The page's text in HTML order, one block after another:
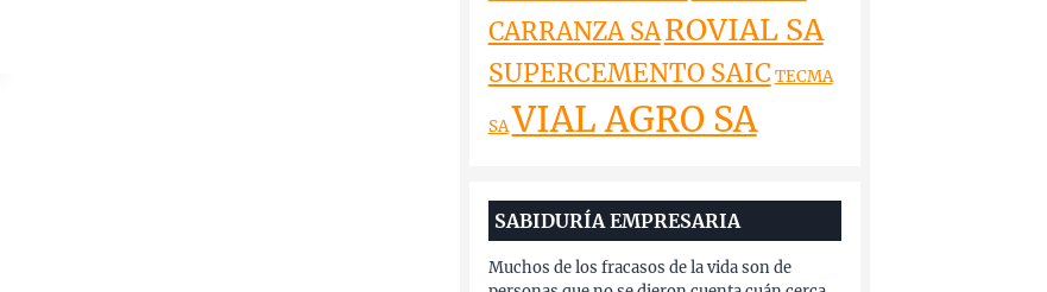
CARRANZA SAROVIAL SA
SUPERCEMENTO SAIC TECMA
SAVIAL AGRO SA
SABIDURÍA EMPRESARIA
Muchos de los fracasos de la vida son de